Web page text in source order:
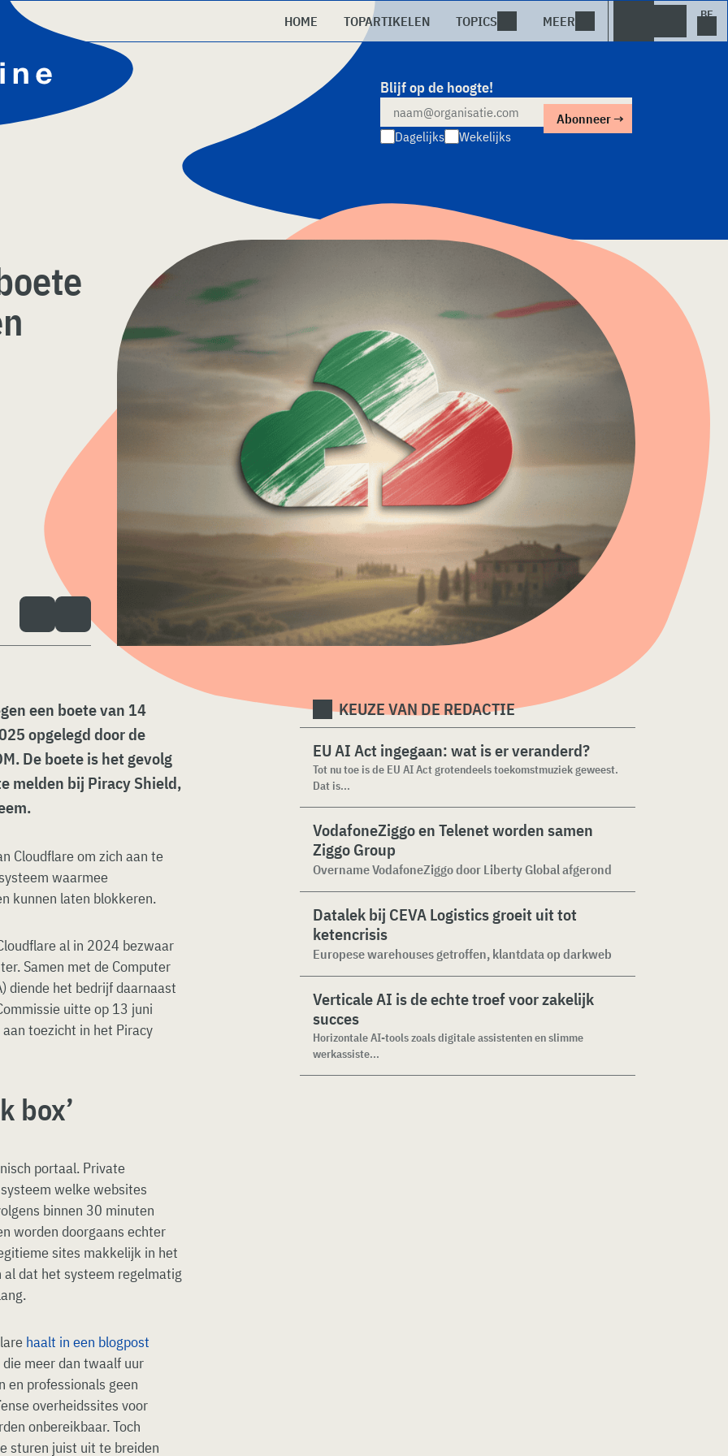
HOME TOPARTIKELEN TOPICS MEER
Blijf op de hoogte!
Dagelijks Wekelijks
een boete van 14
opgelegd door de
De boete is het gevolg
melden bij Piracy Shield,
Cloudflare om zich aan te
waarmee
kunnen laten blokkeren.
al in 2024 bezwaar
Samen met de Computer
diende het bedrijf daarnaast
uitte op 13 juni
toezicht in het Piracy
box’
portaal. Private
welke websites
binnen 30 minuten
worden doorgaans echter
sites makkelijk in het
dat het systeem regelmatig
haalt in een blogpost
meer dan twaalf uur
en professionals geen
overheidssites voor
onbereikbaar. Toch
sturen juist uit te breiden
KEUZE VAN DE REDACTIE
EU AI Act ingegaan: wat is er veranderd?
Tot nu toe is de EU AI Act grotendeels toekomstmuziek geweest.
Dat is...
VodafoneZiggo en Telenet worden samen
Ziggo Group
Overname VodafoneZiggo door Liberty Global afgerond
Datalek bij CEVA Logistics groeit uit tot
ketencrisis
Europese warehouses getroffen, klantdata op darkweb
Verticale AI is de echte troef voor zakelijk
succes
Horizontale AI-tools zoals digitale assistenten en slimme
werkassiste...